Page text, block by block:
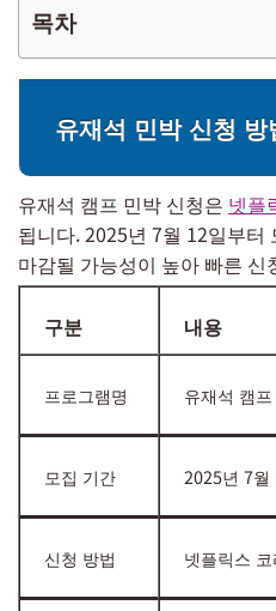
목차
유재석 민박 신청 방
유재석 캠프 민박 신청은 넷플
됩니다. 2025년 7월 12일부터
마감될 가능성이 높아 빠른 신
구분 내용
프로그램명 유재석 캠
모집 기간 2025년 7월
신청 방법 넷플릭스